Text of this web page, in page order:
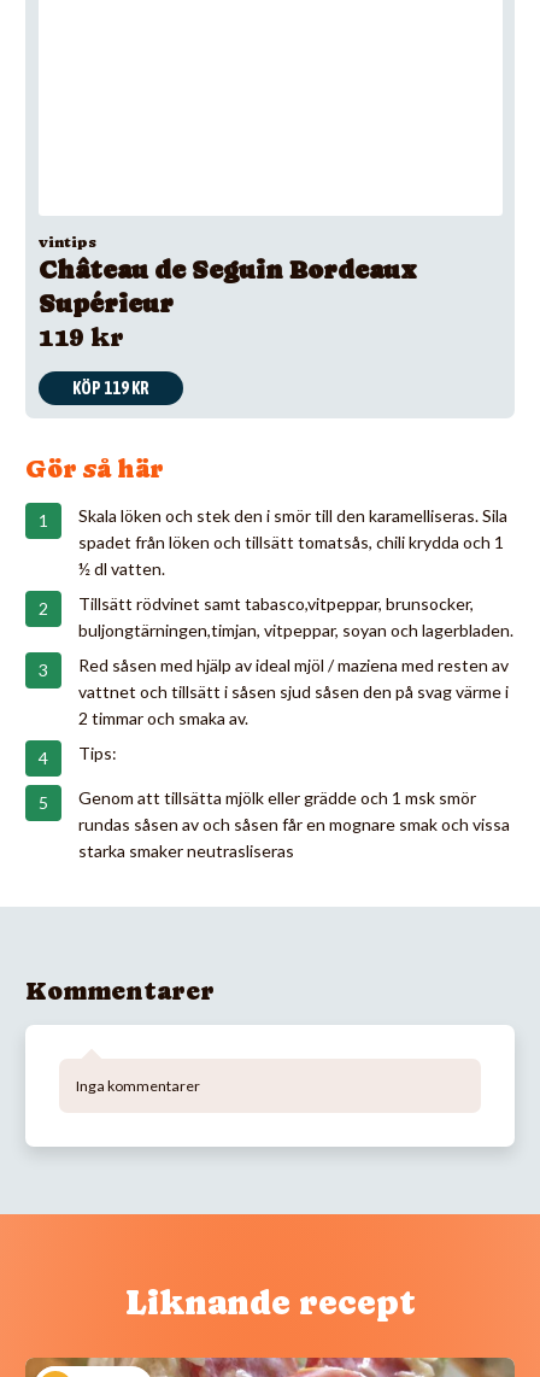
vintips
Château de Seguin Bordeaux
Supérieur
119 kr
KÖP 119 KR
Gör så här
Skala löken och stek den i smör till den karamelliseras. Sila
spadet från löken och tillsätt tomatsås, chili krydda och 1
½ dl vatten.
Tillsätt rödvinet samt tabasco,vitpeppar, brunsocker,
buljongtärningen,timjan, vitpeppar, soyan och lagerbladen.
Red såsen med hjälp av ideal mjöl / maziena med resten av
vattnet och tillsätt i såsen sjud såsen den på svag värme i
2 timmar och smaka av.
Tips:
Genom att tillsätta mjölk eller grädde och 1 msk smör
rundas såsen av och såsen får en mognare smak och vissa
starka smaker neutrasliseras
Kommentarer
Inga kommentarer
Liknande recept